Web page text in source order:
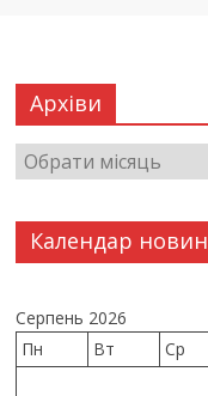
Архіви
Календар новин
Серпень 2026
Пн
Вт Ср